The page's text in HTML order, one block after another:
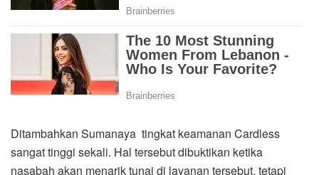
Ditambahkan Sumanaya tingkat keamanan Cardless
sangat tinggi sekali. Hal tersebut dibuktikan ketika
nasabah akan menarik tunai di layanan tersebut, tetapi